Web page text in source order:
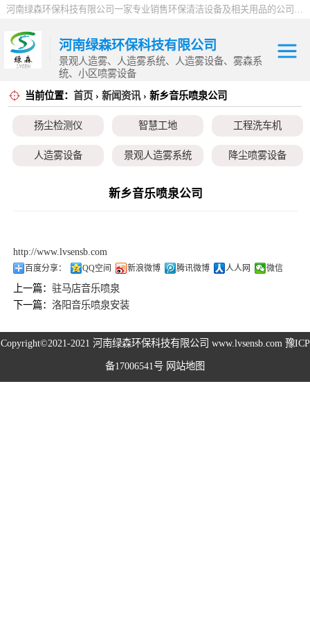
河南绿森环保科技有限公司一家专业销售环保清洁设备及相关用品的公司，产品包括：音乐喷泉、雾森系统、人造雾设备、景观人造雾、人造雾系统、小区喷雾设备、高压喷雾降尘设备、料仓喷雾除尘系统、喷雾降温加湿设备、郑州喷雾消毒设备，等八大系列上百个品种。
河南绿森环保科技有限公司
景观人造雾、人造雾系统、人造雾设备、雾森系
统、小区喷雾设备
当前位置： 首页 › 新闻资讯› 新乡音乐喷泉公司
扬尘检测仪 智慧工地 工程洗车机
人造雾设备 景观人造雾系统 降尘喷雾设备
高空除尘雾桩
新乡音乐喷泉公司
http://www.lvsensb.com
百度分享： QQ空间 新浪微博 腾讯微博 人人网 微信
上一篇：驻马店音乐喷泉
下一篇：洛阳音乐喷泉安装
Copyright©2021-2021 河南绿森环保科技有限公司 www.lvsensb.com 豫ICP
备17006541号 网站地图
扬尘检测仪
智慧工地
降尘喷雾设备
小区喷雾设备
高空除尘雾桩